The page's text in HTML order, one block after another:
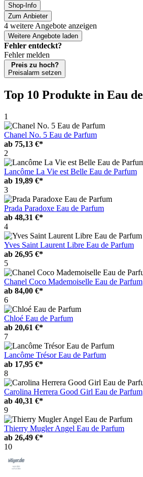
Shop-Info
Zum Anbieter
4 weitere Angebote anzeigen
Weitere Angebote laden
Fehler entdeckt?
Fehler melden
Preis zu hoch?
Preisalarm setzen
Top 10 Produkte in Eau
1
Chanel No. 5 Eau de Parfum
ab 75,13 €*
2
Lancôme La Vie est Belle Eau de Parfum
ab 19,89 €*
3
Prada Paradoxe Eau de Parfum
ab 48,31 €*
4
Yves Saint Laurent Libre Eau de Parfum
ab 26,95 €*
5
Chanel Coco Mademoiselle Eau de Parfum
ab 84,00 €*
6
Chloé Eau de Parfum
ab 20,61 €*
7
Lancôme Trésor Eau de Parfum
ab 17,95 €*
8
Carolina Herrera Good Girl Eau de Parfum
ab 40,31 €*
9
Thierry Mugler Angel Eau de Parfum
ab 26,49 €*
10